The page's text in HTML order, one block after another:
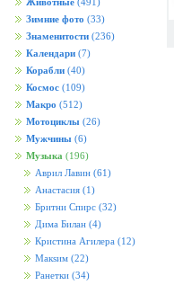
Животные (491)
Зимние фото (33)
Знаменитости (236)
Календари (7)
Корабли (40)
Космос (109)
Макро (512)
Мотоциклы (26)
Мужчины (6)
Музыка (196)
Аврил Лавин (61)
Анастасия (1)
Бритни Спирс (32)
Дима Билан (4)
Кристина Агилера (12)
Макsим (22)
Ранетки (34)